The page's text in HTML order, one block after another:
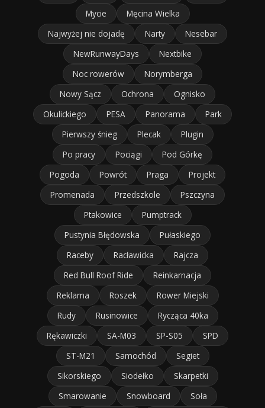
Mycie
Męcina Wielka
Najwyżej nie dojadę
Narty
Nesebar
NewRunwayDays
Nextbike
Noc rowerów
Norymberga
Nowy Sącz
Ochrona
Ognisko
Okulickiego
PESA Panorama
Park
Pierwszy śnieg
Plecak
Plugin
Po pracy
Pociągi
Pod Górkę
Pogoda
Powrót Praga
Projekt
Promenada
Przedszkole
Pszczyna
Ptakowice
Pumptrack
Pustynia Błędowska
Pułaskiego
Raceby
Racławicka
Rajcza
Red Bull Roof Ride
Reinkarnacja
Reklama
Roszek
Rower Miejski
Rudy
Rusinowice
Rycząca 40ka
Rękawiczki
SA-M03 SP-S05
SPD
ST-M21
Samochód
Segiet
Sikorskiego
Siodełko
Skarpetki
Smarowanie
Snowboard
Soła